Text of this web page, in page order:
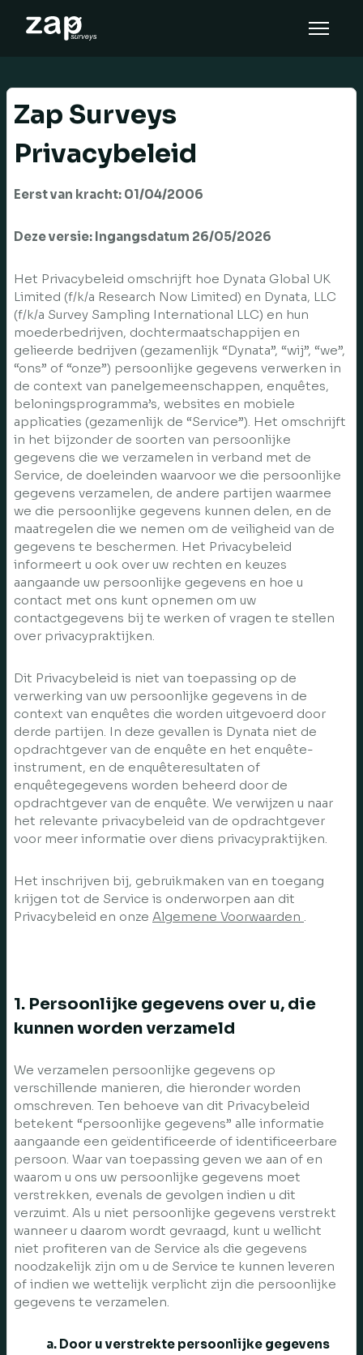
IT
Zap Surveys
Privacybeleid
Eerst van kracht: 01/04/2006
Deze versie: Ingangsdatum 26/05/2026
Het Privacybeleid omschrijft hoe Dynata Global UK
Limited (f/k/a Research Now Limited) en Dynata, LLC
(f/k/a Survey Sampling International LLC) en hun
moederbedrijven, dochtermaatschappijen en
gelieerde bedrijven (gezamenlijk “Dynata”, “wij”, “we”,
“ons” of “onze”) persoonlijke gegevens verwerken in
de context van panelgemeenschappen, enquêtes,
beloningsprogramma’s, websites en mobiele
applicaties (gezamenlijk de “Service”). Het omschrijft
in het bijzonder de soorten van persoonlijke
gegevens die we verzamelen in verband met de
Service, de doeleinden waarvoor we die persoonlijke
gegevens verzamelen, de andere partijen waarmee
we die persoonlijke gegevens kunnen delen, en de
maatregelen die we nemen om de veiligheid van de
gegevens te beschermen. Het Privacybeleid
informeert u ook over uw rechten en keuzes
aangaande uw persoonlijke gegevens en hoe u
contact met ons kunt opnemen om uw
contactgegevens bij te werken of vragen te stellen
over privacypraktijken.
Dit Privacybeleid is niet van toepassing op de
verwerking van uw persoonlijke gegevens in de
context van enquêtes die worden uitgevoerd door
derde partijen. In deze gevallen is Dynata niet de
opdrachtgever van de enquête en het enquête-
instrument, en de enquêteresultaten of
enquêtegegevens worden beheerd door de
opdrachtgever van de enquête. We verwijzen u naar
het relevante privacybeleid van de opdrachtgever
voor meer informatie over diens privacypraktijken.
Het inschrijven bij, gebruikmaken van en toegang
krijgen tot de Service is onderworpen aan dit
Privacybeleid en onze Algemene Voorwaarden .
1. Persoonlijke gegevens over u, die
kunnen worden verzameld
We verzamelen persoonlijke gegevens op
verschillende manieren, die hieronder worden
omschreven. Ten behoeve van dit Privacybeleid
betekent “persoonlijke gegevens” alle informatie
aangaande een geïdentificeerde of identificeerbare
persoon. Waar van toepassing geven we aan of en
waarom u ons uw persoonlijke gegevens moet
verstrekken, evenals de gevolgen indien u dit
verzuimt. Als u niet persoonlijke gegevens verstrekt
wanneer u daarom wordt gevraagd, kunt u wellicht
niet profiteren van de Service als die gegevens
noodzakelijk zijn om u de Service te kunnen leveren
of indien we wettelijk verplicht zijn die persoonlijke
gegevens te verzamelen.
a. Door u verstrekte persoonlijke gegevens